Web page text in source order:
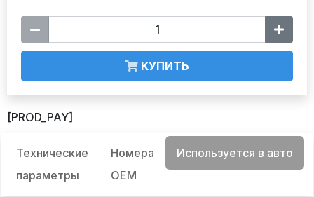
КУПИТЬ
[PROD_PAY]
Технические
параметры
Номера
OEM
Используется в авто